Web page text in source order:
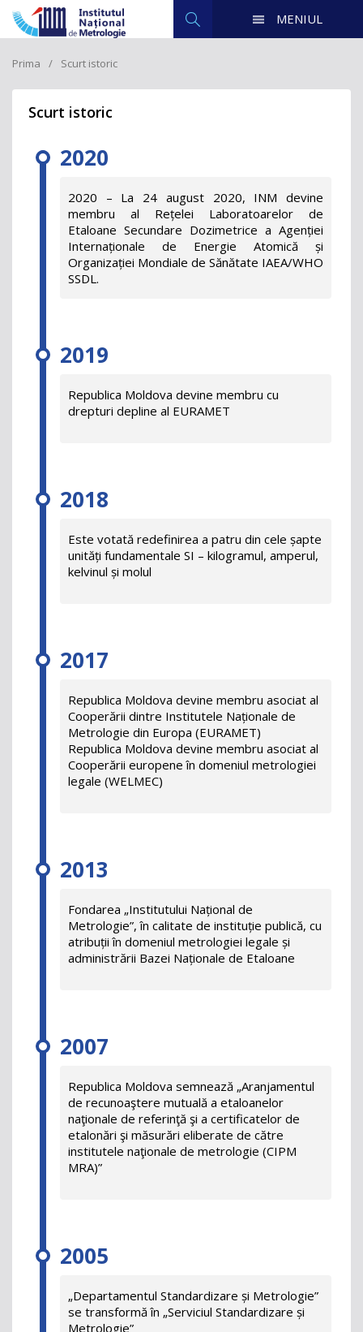
MENIUL
Prima Scurt istoric
Scurt istoric
2020
2020 – La 24 august 2020, INM devine
membru al Rețelei Laboratoarelor de
Etaloane Secundare Dozimetrice a Agenției
Internaționale de Energie Atomică și
Organizației Mondiale de Sănătate IAEA/WHO
SSDL.
2019
Republica Moldova devine membru cu
drepturi depline al EURAMET
2018
Este votată redefinirea a patru din cele șapte
unități fundamentale SI – kilogramul, amperul,
kelvinul și molul
2017
Republica Moldova devine membru asociat al
Cooperării dintre Institutele Naționale de
Metrologie din Europa (EURAMET)
Republica Moldova devine membru asociat al
Cooperării europene în domeniul metrologiei
legale (WELMEC)
2013
Fondarea „Institutului Național de
Metrologie”, în calitate de instituție publică, cu
atribuții în domeniul metrologiei legale și
administrării Bazei Naționale de Etaloane
2007
Republica Moldova semnează „Aranjamentul
de recunoaştere mutuală a etaloanelor
naţionale de referinţă şi a certificatelor de
etalonări şi măsurări eliberate de către
institutele naţionale de metrologie (CIPM
MRA)”
2005
„Departamentul Standardizare și Metrologie”
se transformă în „Serviciul Standardizare și
Metrologie”